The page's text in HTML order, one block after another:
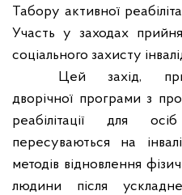
Табору активної
Участь у заходах
соціального захисту
Цей захід,
дворічної програми з
реабілітації для
пересуваються на
методів відновлення
людини після